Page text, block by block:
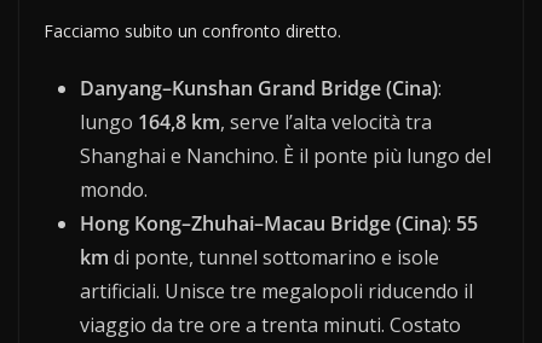
Facciamo subito un confronto diretto.
Danyang–Kunshan Grand Bridge (Cina):
lungo 164,8 km, serve l’alta velocità tra
Shanghai e Nanchino. È il ponte più lungo del
mondo.
Hong Kong–Zhuhai–Macau Bridge (Cina): 55
km di ponte, tunnel sottomarino e isole
artificiali. Unisce tre megalopoli riducendo il
viaggio da tre ore a trenta minuti. Costato